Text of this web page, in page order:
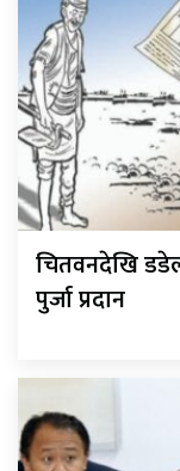
चितवनदेखि
पुर्जा प्रदान